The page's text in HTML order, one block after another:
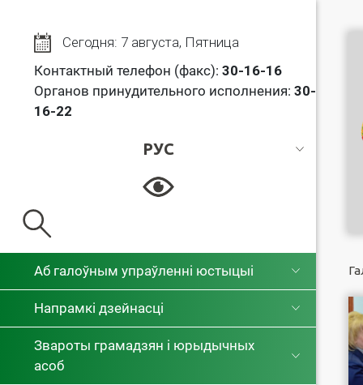
Сегодня: 7 августа, Пятница
Контактный телефон (факс): 30-16-16
Органов принудительного исполнения: 30-
16-22
РУС
РУС
Аб галоўным упраўленні юстыцыі
Напрамкі дзейнасці
Звароты грамадзян і юрыдычных
асоб